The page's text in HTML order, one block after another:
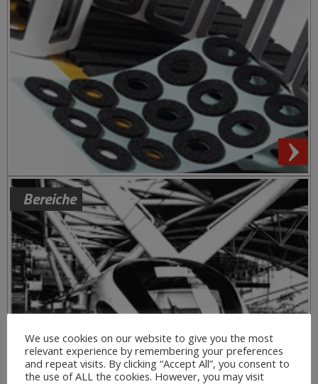
Bereiche
We use cookies on our website to give you the most
relevant experience by remembering your preferences
and repeat visits. By clicking “Accept All”, you consent to
the use of ALL the cookies. However, you may visit